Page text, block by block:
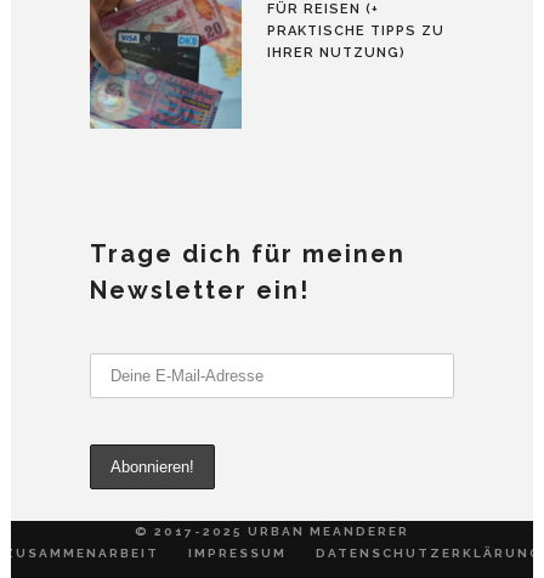
FÜR REISEN (+
PRAKTISCHE TIPPS ZU
IHRER NUTZUNG)
Trage dich für meinen
Newsletter ein!
© 2017-2025 URBAN MEANDERER
ZUSAMMENARBEIT
IMPRESSUM DATENSCHUTZERKLÄRUNG